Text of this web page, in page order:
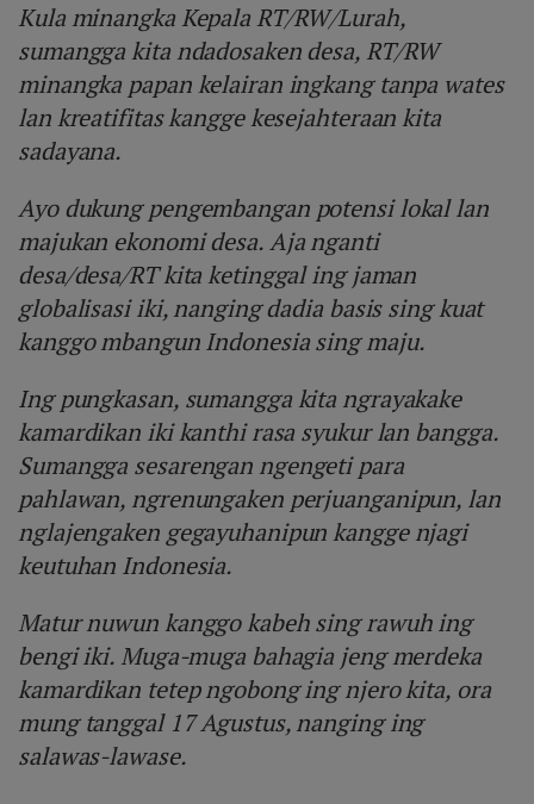
Kula minangka Kepala RT/RW/Lurah,
sumangga kita ndadosaken desa, RT/RW
minangka papan kelairan ingkang tanpa wates
lan kreatifitas kangge kesejahteraan kita
sadayana.
Ayo dukung pengembangan potensi lokal lan
majukan ekonomi desa. Aja nganti
desa/desa/RT kita ketinggal ing jaman
globalisasi iki, nanging dadia basis sing kuat
kanggo mbangun Indonesia sing maju.
Ing pungkasan, sumangga kita ngrayakake
kamardikan iki kanthi rasa syukur lan bangga.
Sumangga sesarengan ngengeti para
pahlawan, ngrenungaken perjuanganipun, lan
nglajengaken gegayuhanipun kangge njagi
keutuhan Indonesia.
Matur nuwun kanggo kabeh sing rawuh ing
bengi iki. Muga-muga bahagia jeng merdeka
kamardikan tetep ngobong ing njero kita, ora
mung tanggal 17 Agustus, nanging ing
salawas-lawase.